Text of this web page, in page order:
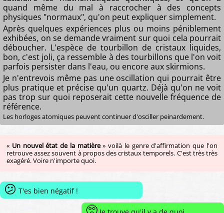
quand même du mal à raccrocher à des concepts
physiques "normaux", qu'on peut expliquer simplement.
Après quelques expériences plus ou moins péniblement
exhibées, on se demande vraiment sur quoi cela pourrait
déboucher. L'espèce de tourbillon de cristaux liquides,
bon, c'est joli, ça ressemble à des tourbillons que l'on voit
parfois persister dans l'eau, ou encore aux skirmions.
Je n'entrevois même pas une oscillation qui pourrait être
plus pratique et précise qu'un quartz. Déjà qu'on ne voit
pas trop sur quoi reposerait cette nouvelle fréquence de
référence.
Les horloges atomiques peuvent continuer d'osciller peinardement.
« Un nouvel état de la matière» voilà le genre d'affirmation que l'on
retrouve assez souvent à propos des cristaux temporels. C'est très très
exagéré. Voire n'importe quoi.
😕 T'es bien négatif !
🥺